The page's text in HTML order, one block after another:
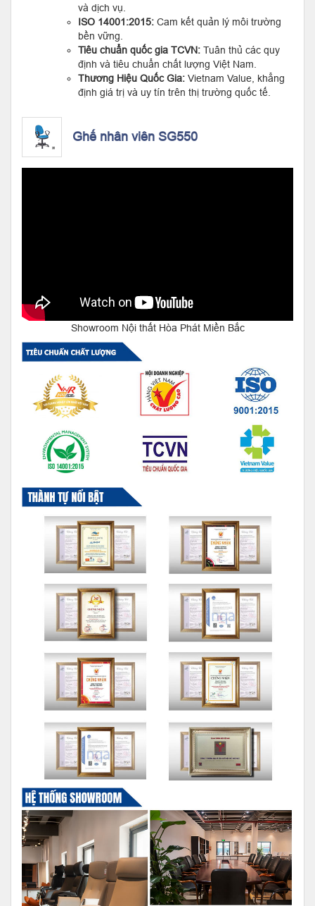
và dịch vụ.
ISO 14001:2015: Cam kết quản lý môi trường
bền vững.
Tiêu chuẩn quốc gia TCVN: Tuân thủ các quy
định và tiêu chuẩn chất lượng Việt Nam.
Thương Hiệu Quốc Gia: Vietnam Value, khẳng
định giá trị và uy tín trên thị trường quốc tế.
Ghế nhân viên SG550
Showroom Nội thất Hòa Phát Miền Bắc